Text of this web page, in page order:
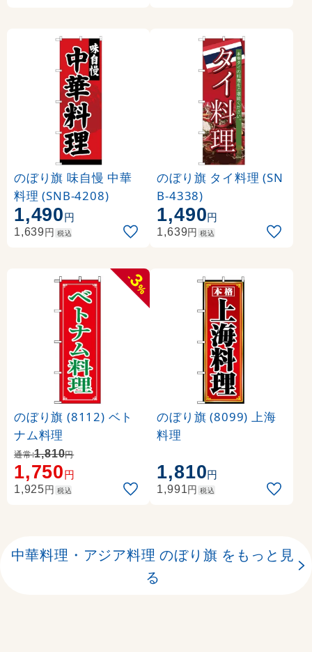
のぼり旗 味自慢 中華
料理 (SNB-4208)
1,490円
1,639円 税込
のぼり旗 タイ料理 (SN
B-4338)
1,490円
1,639円 税込
-
3
%
のぼり旗 (8112) ベト
ナム料理
通常:1,810円
1,750円
1,925円 税込
のぼり旗 (8099) 上海
料理
1,810円
1,991円 税込
中華料理・アジア料理 のぼり旗 をもっと見
る